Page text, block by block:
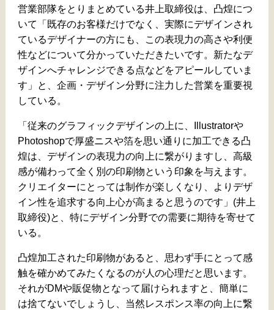
営業部隊をとりまとめている井上取締役は、凸煌につ
いて「既存のお客様だけでなく、実際にデザインされ
ているデザイナーの方にも、この表現力の高さや利便
性などについて分かっていただきたいです。新たなデ
ザインへチャレンジできる点などをアピールしていま
す」と、企画・デザイン分野に注力した営業を重要視
している。
「従来のグラフィックデザインの上に、Illustratorや
Photoshopで厚盛ニスや箔を思い通りに加工できる凸
煌は、デザインの表現力の向上に繋がりますし、高級
感が備わって全く別の印刷物という印象を与えます。
クリエイターにとっては制作が楽しくなり、よりデザ
イン性を追求する向上心が高まると思うのです」(井上
取締役)と、特にデザイン分野での需要に期待を寄せて
いる。
凸煌加工された印刷物があると、思わず手にとって感
触を確かめてみたくなるのが人の心理だと思います。
それがDMや販促物となって届けられますと、簡単に
は捨てないでしょうし、当然レスポンス率の向上に繋